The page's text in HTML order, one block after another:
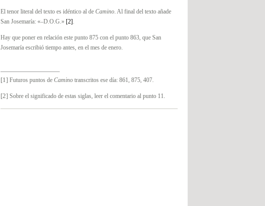
El tenor literal del texto es idéntico al de Camino. Al final del texto añade
San Josemaría: «–D.O.G.» [2].
Hay que poner en relación este punto 875 con el punto 863, que San
Josemaría escribió tiempo antes, en el mes de enero.
[1] Futuros puntos de Camino transcritos ese día: 861, 875, 407.
[2] Sobre el significado de estas siglas, leer el comentario al punto 11.